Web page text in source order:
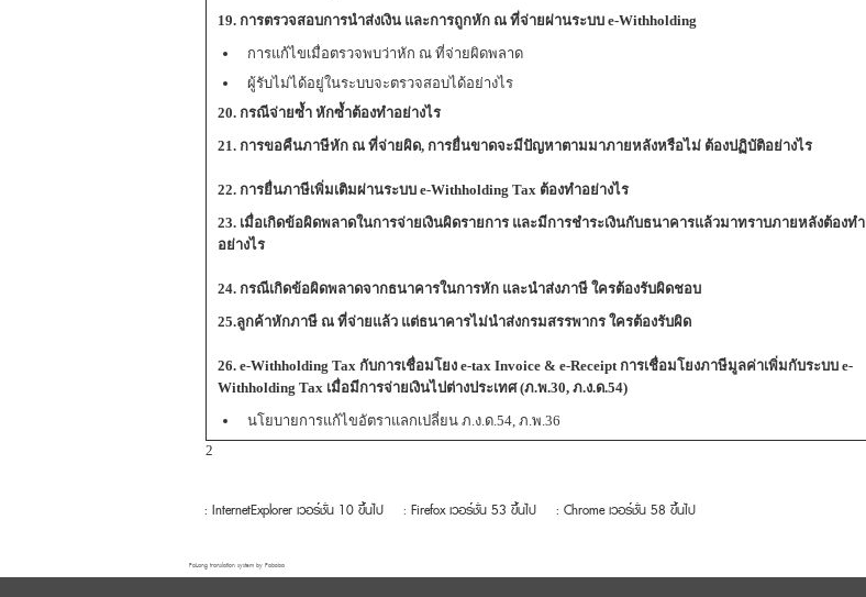
19. การตรวจสอบการนำส่งเงิน และการถูกหัก ณ ที่จ่ายผ่านระบบ e-Withholding
การแก้ไขเมื่อตรวจพบว่าหัก ณ ที่จ่ายผิดพลาด
ผู้รับไม่ได้อยู่ในระบบจะตรวจสอบได้อย่างไร
20. กรณีจ่ายซ้ำ หักซ้ำต้องทำอย่างไร
21. การขอคืนภาษีหัก ณ ที่จ่ายผิด, การยื่นขาดจะมีปัญหาตามมาภายหลังหรือไม่ ต้องปฏิบัติอย่างไร
22. การยื่นภาษีเพิ่มเติมผ่านระบบ e-Withholding Tax ต้องทำอย่างไร
23. เมื่อเกิดข้อผิดพลาดในการจ่ายเงินผิดรายการ และมีการชำระเงินกับธนาคารแล้วมาทราบภายหลังต้องทำ
อย่างไร
24. กรณีเกิดข้อผิดพลาดจากธนาคารในการหัก และนำส่งภาษี ใครต้องรับผิดชอบ
25.ลูกค้าหักภาษี ณ ที่จ่ายแล้ว แต่ธนาคารไม่นำส่งกรมสรรพากร ใครต้องรับผิด
26. e-Withholding Tax กับการเชื่อมโยง e-tax Invoice & e-Receipt การเชื่อมโยงภาษีมูลค่าเพิ่มกับระบบ e-
Withholding Tax เมื่อมีการจ่ายเงินไปต่างประเทศ (ภ.พ.30, ภ.ง.ด.54)
นโยบายการแก้ไขอัตราแลกเปลี่ยน ภ.ง.ด.54, ภ.พ.36
2
: InternetExplorer เวอร์ชั่น 10 ขึ้นไป : Firefox เวอร์ชั่น 53 ขึ้นไป : Chrome เวอร์ชั่น 58 ขึ้นไป
FaLang translation system by Faboba